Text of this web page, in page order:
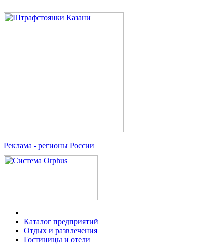
Реклама - регионы России
Каталог предприятий
Отдых и развлечения
Гостиницы и отели